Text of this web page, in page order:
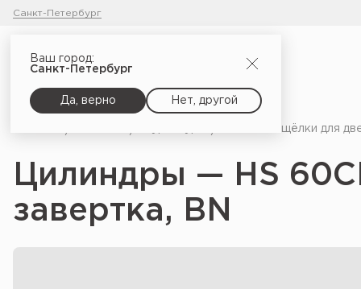
Санкт-Петербург
Ваш город:
Санкт-Петербург
Да, верно Нет, другой
Замки и защёлки для
Цилиндры — HS
завертка, BN